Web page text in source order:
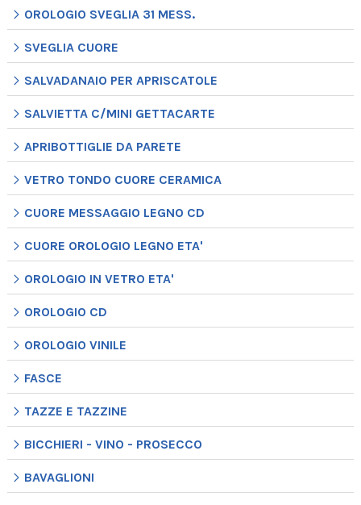
OROLOGIO SVEGLIA 31 MESS.
SVEGLIA CUORE
SALVADANAIO PER APRISCATOLE
SALVIETTA C/MINI GETTACARTE
APRIBOTTIGLIE DA PARETE
VETRO TONDO CUORE CERAMICA
CUORE MESSAGGIO LEGNO CD
CUORE OROLOGIO LEGNO ETA'
OROLOGIO IN VETRO ETA'
OROLOGIO CD
OROLOGIO VINILE
FASCE
TAZZE E TAZZINE
BICCHIERI - VINO - PROSECCO
BAVAGLIONI